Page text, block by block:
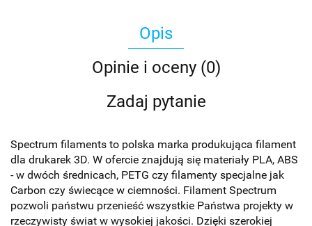
Opis
Opinie i oceny (0)
Zadaj pytanie
Spectrum filaments to polska marka produkująca filament
dla drukarek 3D. W ofercie znajdują się materiały PLA, ABS
- w dwóch średnicach, PETG czy filamenty specjalne jak
Carbon czy świecące w ciemności. Filament Spectrum
pozwoli państwu przenieść wszystkie Państwa projekty w
rzeczywisty świat w wysokiej jakości. Dzięki szerokiej